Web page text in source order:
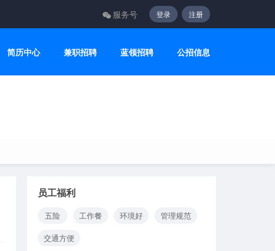
服务号 登录 注册
简历中心 兼职招聘 蓝领招聘 公招信息
员工福利
五险 工作餐 环境好
管理规范
交通方便